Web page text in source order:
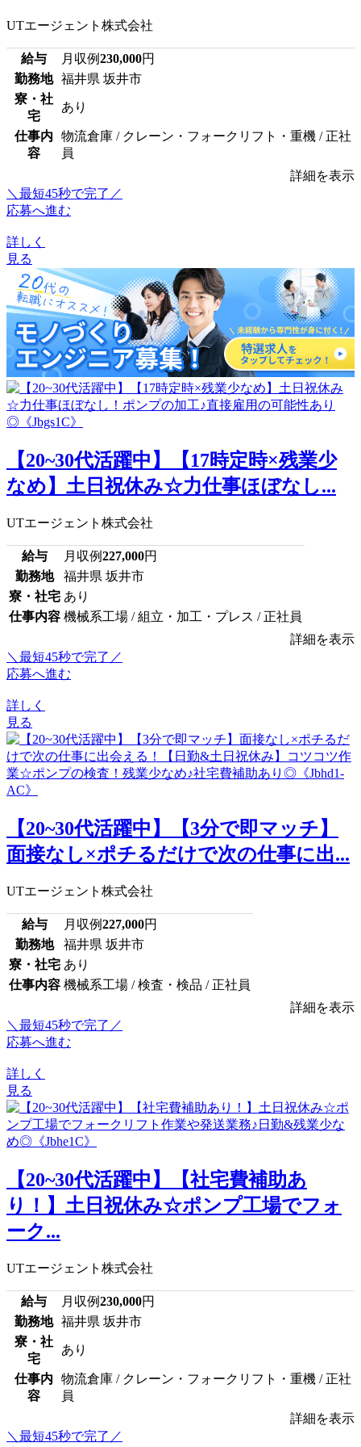
UTエージェント株式会社
給与 月収例230,000円
勤務地
福井県 坂井市
寮・社
宅
あり
仕事内
容
物流倉庫 / クレーン・フォークリフト・重機 / 正社
員
詳細を表示
＼最短45秒で完了／
応募へ進む
詳しく
見る
【20~30代活躍中】【17時定時×残業少
なめ】土日祝休み☆力仕事ほぼなし...
UTエージェント株式会社
給与 月収例227,000円
勤務地
福井県 坂井市
寮・社宅 あり
仕事内容 機械系工場 / 組立・加工・プレス / 正社員
詳細を表示
＼最短45秒で完了／
応募へ進む
詳しく
見る
【20~30代活躍中】【3分で即マッチ】
面接なし×ポチるだけで次の仕事に出...
UTエージェント株式会社
給与 月収例227,000円
勤務地
福井県 坂井市
寮・社宅 あり
仕事内容 機械系工場 / 検査・検品 / 正社員
詳細を表示
＼最短45秒で完了／
応募へ進む
詳しく
見る
【20~30代活躍中】【社宅費補助あ
り！】土日祝休み☆ポンプ工場でフォ
ーク...
UTエージェント株式会社
給与 月収例230,000円
勤務地
福井県 坂井市
寮・社
宅
あり
仕事内
容
物流倉庫 / クレーン・フォークリフト・重機 / 正社
員
詳細を表示
＼最短45秒で完了／